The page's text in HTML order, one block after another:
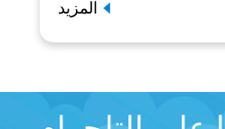
المزيد